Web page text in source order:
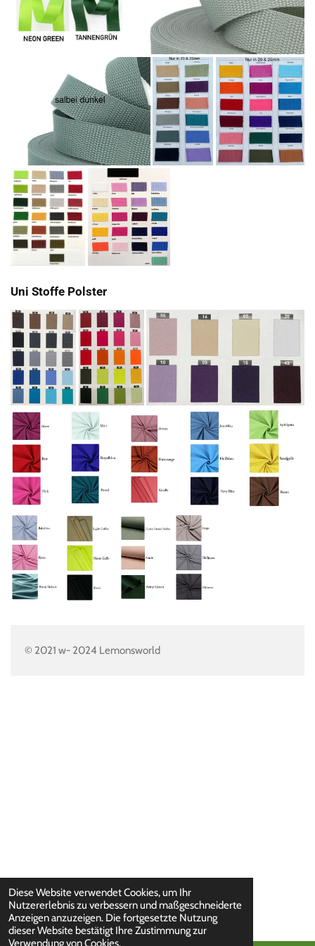
Diese Website verwendet Cookies, um Ihr
Nutzererlebnis zu verbessern und maßgeschneiderte
Anzeigen anzuzeigen. Die fortgesetzte Nutzung
dieser Website bestätigt Ihre Zustimmung zur
Verwendung von Cookies.
Uni Stoffe Polster
© 2021 w- 2024 Lemonsworld